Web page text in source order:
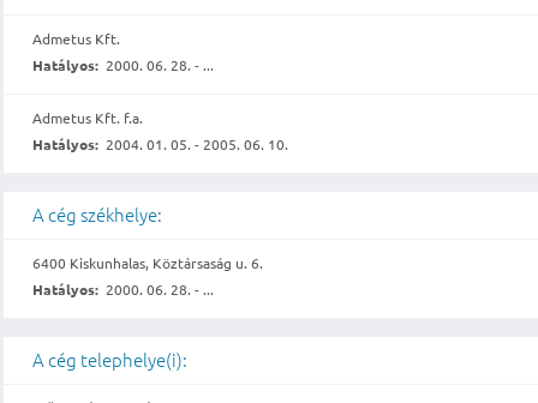
Admetus Kft.
Hatályos: 2000. 06. 28. - ...
Admetus Kft. f.a.
Hatályos: 2004. 01. 05. - 2005. 06. 10.
A cég székhelye:
6400 Kiskunhalas, Köztársaság u. 6.
Hatályos: 2000. 06. 28. - ...
A cég telephelye(i):